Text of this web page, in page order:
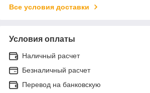
Все условия доставки
Условия оплаты
Наличный расчет
Безналичный расчет
Перевод на банковскую